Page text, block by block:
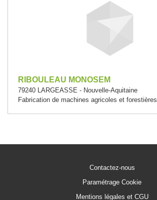
RIBOULEAU MONOSEM
79240 LARGEASSE - Nouvelle-Aquitaine
Fabrication de machines agricoles et forestières
Contactez-nous
Paramétrage Cookie
Mentions légales et CGU